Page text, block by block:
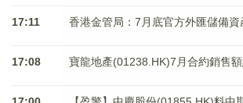
17:11 香港金管局：7月底官方外匯儲備
17:08 寶龍地產(01238.HK)7月合約銷售